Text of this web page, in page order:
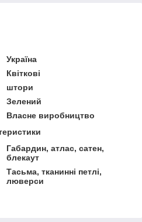
Україна
Квіткові
штори
Зелений
Власне виробництво
Габардин, атлас, сатен,
блекаут
Тасьма, тканинні петлі,
люверси